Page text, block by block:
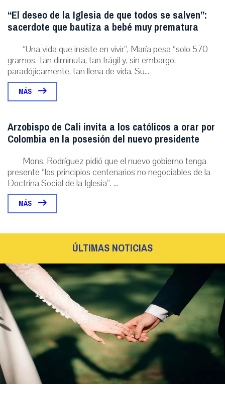
“El deseo de la Iglesia de que todos se salven”:
sacerdote que bautiza a bebé muy prematura
“Una vida que insiste en vivir”, María pesa “solo 570
gramos. Tan diminuta, tan frágil y, sin embargo,
paradójicamente, tan llena de vida. Su...
MÁS
Arzobispo de Cali invita a los católicos a orar por
Colombia en la posesión del nuevo presidente
Mons. Rodríguez pidió que el nuevo gobierno tenga
presente “los principios centenarios no negociables de la
Doctrina Social de la Iglesia”. ...
MÁS
ÚLTIMAS NOTICIAS